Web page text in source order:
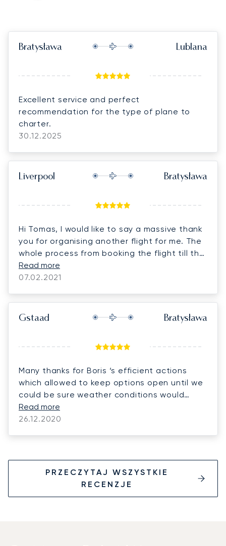
Bratysława Lublana
Excellent service and perfect
recommendation for the type of plane to
charter.
30.12.2025
Liverpool Bratysława
Hi Tomas, I would like to say a massive thank
you for organising another flight for me. The
whole process from booking the flight till the
landing and arriving to my final destination
couldn’t be more easy and smooth.
Read more
07.02.2021
Gstaad Bratysława
Many thanks for Boris ‘s efficient actions
which allowed to keep options open until we
could be sure weather conditions would
allow for today’s flight from Saanen to
Bratislava. As for our previous flights this
Read more
26.12.2020
PRZECZYTAJ WSZYSTKIE
RECENZJE